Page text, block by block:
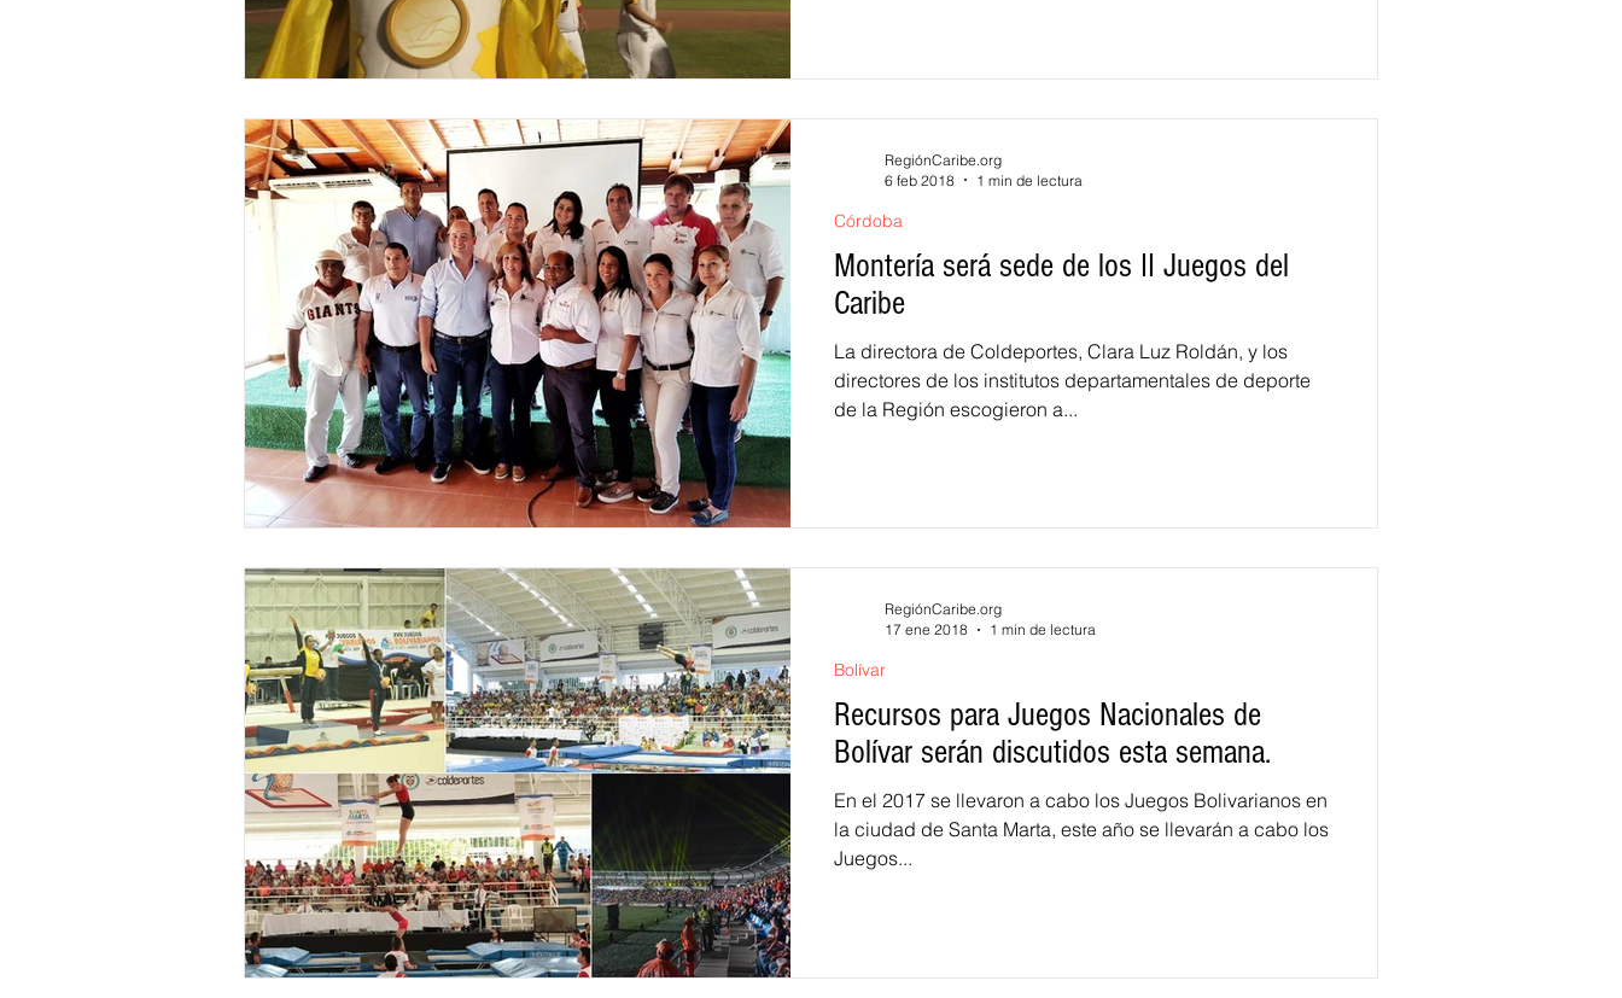
Montería será sede de los II Juegos del
Caribe
La directora de Coldeportes, Clara Luz Roldán, y los
directores de los institutos departamentales de deporte
de la Región escogieron a...
Córdoba
RegiónCaribe.org
6 feb 2018
1 min de lectura
Recursos para Juegos Nacionales de
Bolívar serán discutidos esta semana.
En el 2017 se llevaron a cabo los Juegos Bolivarianos en
la ciudad de Santa Marta, este año se llevarán a cabo los
Juegos...
Bolívar
RegiónCaribe.org
17 ene 2018
1 min de lectura